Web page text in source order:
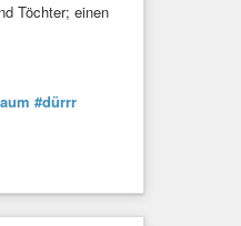
Töchter; einen
#dürrr